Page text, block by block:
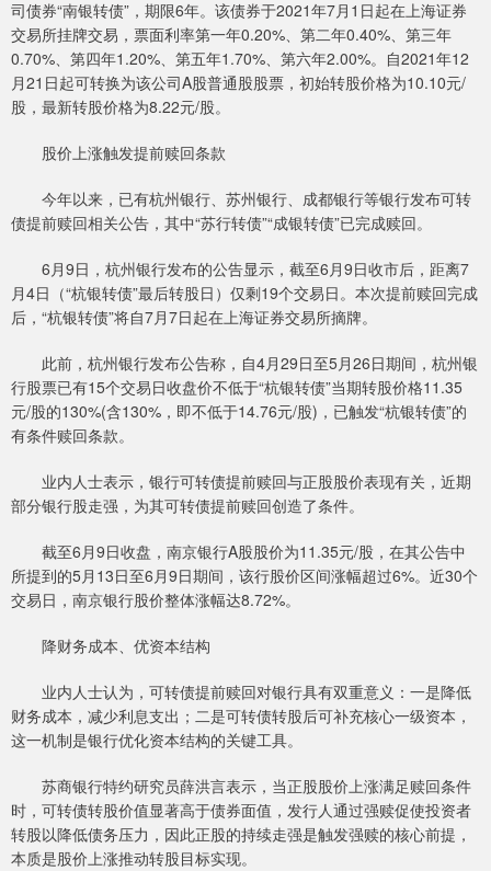
司债券“南银转债”，期限6年。该债券于2021年7月1日起在上海证券
交易所挂牌交易，票面利率第一年0.20%、第二年0.40%、第三年
0.70%、第四年1.20%、第五年1.70%、第六年2.00%。自2021年12
月21日起可转换为该公司A股普通股股票，初始转股价格为10.10元/
股，最新转股价格为8.22元/股。
股价上涨触发提前赎回条款
今年以来，已有杭州银行、苏州银行、成都银行等银行发布可转
债提前赎回相关公告，其中“苏行转债”“成银转债”已完成赎回。
6月9日，杭州银行发布的公告显示，截至6月9日收市后，距离7
月4日（“杭银转债”最后转股日）仅剩19个交易日。本次提前赎回完成
后，“杭银转债”将自7月7日起在上海证券交易所摘牌。
此前，杭州银行发布公告称，自4月29日至5月26日期间，杭州银
行股票已有15个交易日收盘价不低于“杭银转债”当期转股价格11.35
元/股的130%(含130%，即不低于14.76元/股)，已触发“杭银转债”的
有条件赎回条款。
业内人士表示，银行可转债提前赎回与正股股价表现有关，近期
部分银行股走强，为其可转债提前赎回创造了条件。
截至6月9日收盘，南京银行A股股价为11.35元/股，在其公告中
所提到的5月13日至6月9日期间，该行股价区间涨幅超过6%。近30个
交易日，南京银行股价整体涨幅达8.72%。
降财务成本、优资本结构
业内人士认为，可转债提前赎回对银行具有双重意义：一是降低
财务成本，减少利息支出；二是可转债转股后可补充核心一级资本，
这一机制是银行优化资本结构的关键工具。
苏商银行特约研究员薛洪言表示，当正股股价上涨满足赎回条件
时，可转债转股价值显著高于债券面值，发行人通过强赎促使投资者
转股以降低债务压力，因此正股的持续走强是触发强赎的核心前提，
本质是股价上涨推动转股目标实现。